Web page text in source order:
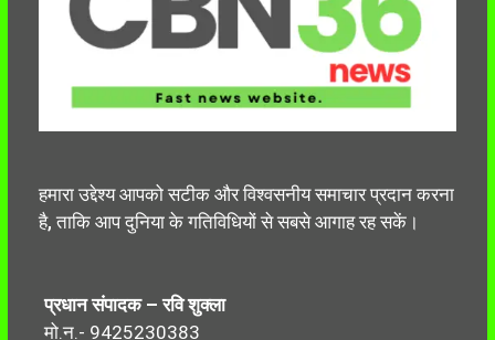
हमारा उद्देश्य आपको सटीक और विश्वसनीय समाचार प्रदान करना
है, ताकि आप दुनिया के गतिविधियों से सबसे आगाह रह सकें।
प्रधान संपादक – रवि शुक्ला
मो.न.- 9425230383